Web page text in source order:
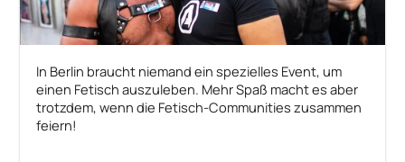
In Berlin braucht niemand ein spezielles Event, um
einen Fetisch auszuleben. Mehr Spaß macht es aber
trotzdem, wenn die Fetisch-Communities zusammen
feiern!